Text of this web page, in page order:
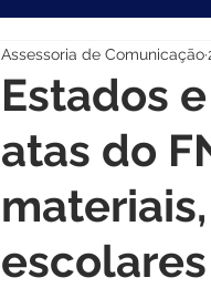
Estados
atas do
escolares
Assessoria de Comunicação